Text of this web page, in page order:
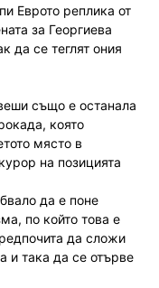
Еврото реплика от
за Георгиева
да се теглят ония
също е останала
която
място в
на позицията
да е поне
по който това е
да сложи
и така да се отърве